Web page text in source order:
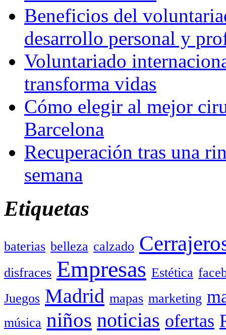
Beneficios del
desarrollo personal y
Voluntariado
transforma vidas
Cómo elegir al mejor
Barcelona
Recuperación tras una
semana
Etiquetas
baterias belleza calzado
disfraces Empresas Estética
Juegos Madrid mapas marketing
música niños noticias ofertas